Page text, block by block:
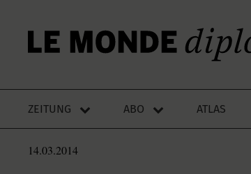
ZEITUNG ABO ATLAS
14.03.2014